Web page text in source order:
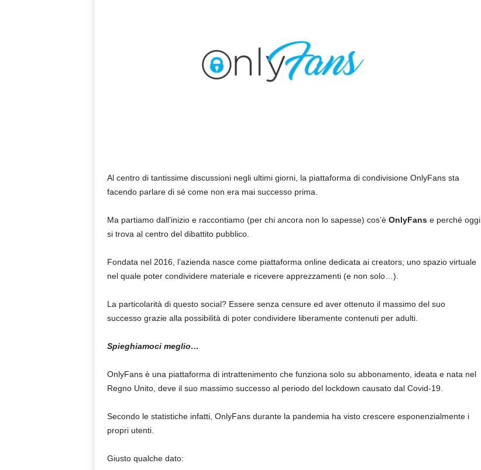
Al centro di tantissime discussioni negli ultimi giorni, la piattaforma di condivisione OnlyFans sta
facendo parlare di sé come non era mai successo prima.
Ma partiamo dall’inizio e raccontiamo (per chi ancora non lo sapesse) cos’è OnlyFanse perché oggi
si trova al centro del dibattito pubblico.
Fondata nel 2016, l’azienda nasce come piattaforma online dedicata ai creators; uno spazio virtuale
nel quale poter condividere materiale e ricevere apprezzamenti (e non solo…).
La particolarità di questo social? Essere senza censure ed aver ottenuto il massimo del suo
successo grazie alla possibilità di poter condividere liberamente contenuti per adulti.
Spieghiamoci meglio…
OnlyFans è una piattaforma di intrattenimento che funziona solo su abbonamento, ideata e nata nel
Regno Unito, deve il suo massimo successo al periodo del lockdown causato dal Covid-19.
Secondo le statistiche infatti, OnlyFans durante la pandemia ha visto crescere esponenzialmente i
propri utenti.
Giusto qualche dato: